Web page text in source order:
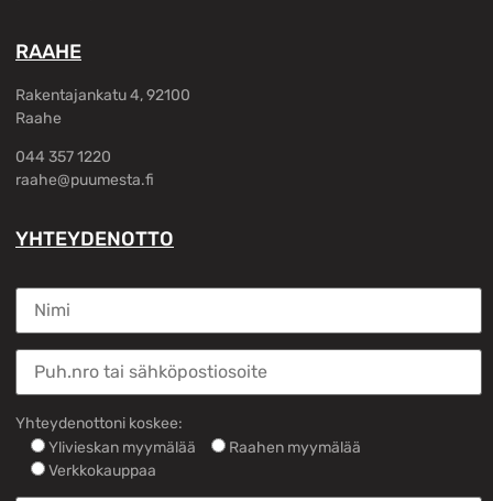
RAAHE
Rakentajankatu 4, 92100
Raahe
044 357 1220
raahe@puumesta.fi
YHTEYDENOTTO
Yhteydenottoni koskee:
Ylivieskan myymälää
Raahen myymälää
Verkkokauppaa